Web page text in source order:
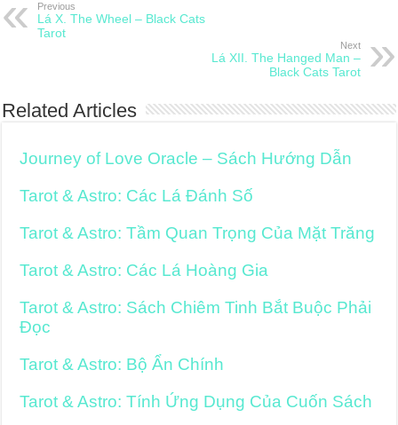
Previous
Lá X. The Wheel – Black Cats
Tarot
Next
Lá XII. The Hanged Man –
Black Cats Tarot
Related Articles
Journey of Love Oracle – Sách Hướng Dẫn
Tarot & Astro: Các Lá Đánh Số
Tarot & Astro: Tầm Quan Trọng Của Mặt Trăng
Tarot & Astro: Các Lá Hoàng Gia
Tarot & Astro: Sách Chiêm Tinh Bắt Buộc Phải
Đọc
Tarot & Astro: Bộ Ẩn Chính
Tarot & Astro: Tính Ứng Dụng Của Cuốn Sách